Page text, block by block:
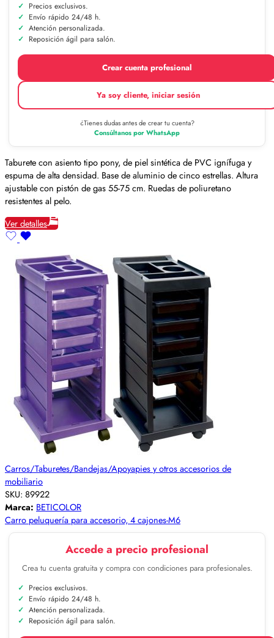
Precios exclusivos.
Envío rápido 24/48 h.
Atención personalizada.
Reposición ágil para salón.
Crear cuenta profesional
Ya soy cliente, iniciar sesión
¿Tienes dudas antes de crear tu cuenta?
Consúltanos por WhatsApp
Taburete con asiento tipo pony, de piel sintética de PVC ignífuga y
espuma de alta densidad. Base de aluminio de cinco estrellas. Altura
ajustable con pistón de gas 55-75 cm. Ruedas de poliuretano
resistentes al pelo.
Ver detalles
Carros/Taburetes/Bandejas/Apoyapies y otros accesorios de
mobiliario
SKU: 89922
Marca: BETICOLOR
Carro peluquería para accesorio, 4 cajones-M6
Accede a precio profesional
Crea tu cuenta gratuita y compra con condiciones para profesionales.
Precios exclusivos.
Envío rápido 24/48 h.
Atención personalizada.
Reposición ágil para salón.